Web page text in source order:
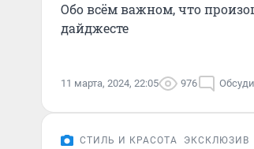
Обо всём важном, что
дайджесте
11 марта, 2024, 22:05 976
СТИЛЬ И КРАСОТА ЭКСКЛЮЗИВ